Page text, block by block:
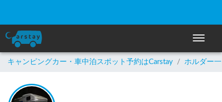
ナビゲ
キャンピングカー・車中泊スポット予約はCarstay / ホルダー